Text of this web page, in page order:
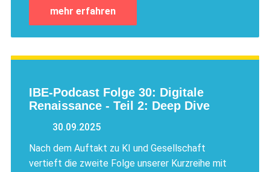
mehr erfahren
IBE-Podcast Folge 30: Digitale
Renaissance - Teil 2: Deep Dive
30.09.2025
Nach dem Auftakt zu KI und Gesellschaft
vertieft die zweite Folge unserer Kurzreihe mit